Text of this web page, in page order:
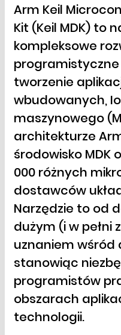
Arm Keil
Kit (Keil MDK) to
kompleksowe
tworzenie
wbudowanych,
maszynowego
architekturze
środowisko MDK
000 różnych
dostawców
Narzędzie to od
dużym (i w pełni
uznaniem wśród
stanowiąc
programistów
obszarach
technologii.